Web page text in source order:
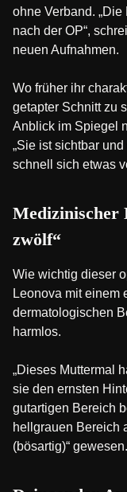
ohne Verband.
nach der OP“,
neuen Aufnahmen.
Wo früher ihr
getapter Schnitt zu
Anblick im Spiegel
„Sie ist sichtbar
schnell sich etwas
Medizinischer
zwölf“
Wie wichtig dieser
Leonova mit einem
dermatologischen
harmlos.
„Dieses Muttermal
sie den ernsten
gutartigen Bereich
hellgrauen Bereich
(bösartig)“ gewesen.